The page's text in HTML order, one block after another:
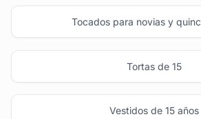
Tocados para novias y
Tortas de 15
Vestidos de 15 años